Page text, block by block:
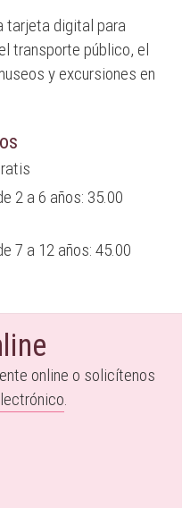
tarjeta digital para
transporte público, el
y excursiones en
2 a 6 años: 35.00
7 a 12 años: 45.00
online o solicítenos
ctrónico